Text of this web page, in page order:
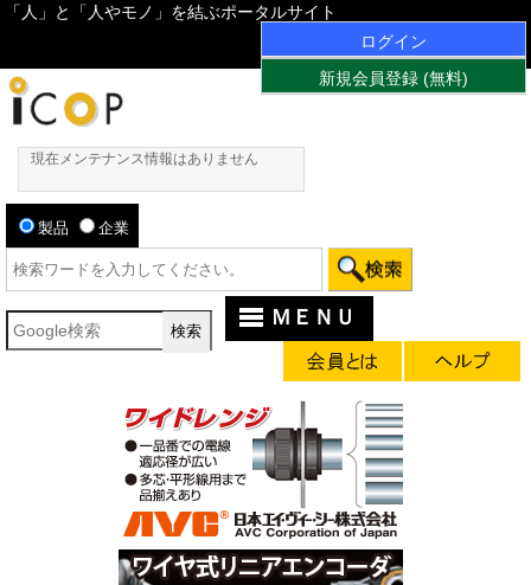
「人」と「人やモノ」を結ぶポータルサイト
ログイン
新規会員登録 (無料)
現在メンテナンス情報はありません
製品 企業
ＭＥＮＵ